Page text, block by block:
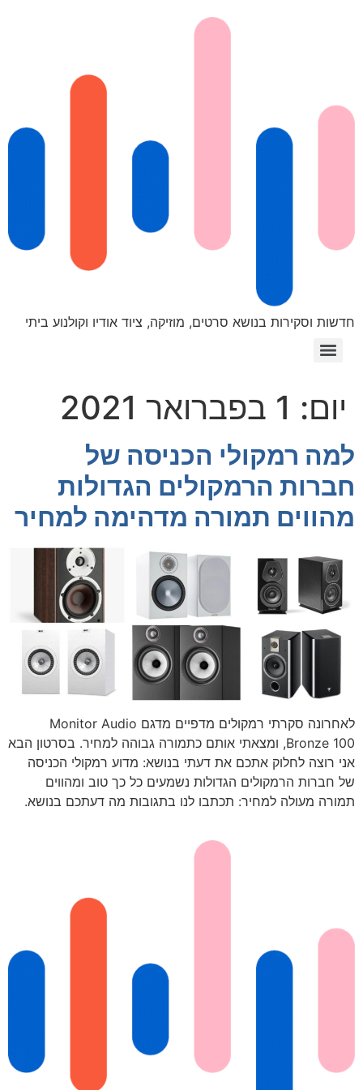
חדשות וסקירות בנושא סרטים, מוזיקה, ציוד אודיו וקולנוע ביתי
יום: 1 בפברואר 2021
למה רמקולי הכניסה של
חברות הרמקולים הגדולות
מהווים תמורה מדהימה למחיר
לאחרונה סקרתי רמקולים מדפיים מדגם Monitor Audio
Bronze 100, ומצאתי אותם כתמורה גבוהה למחיר. בסרטון הבא
אני רוצה לחלוק אתכם את דעתי בנושא: מדוע רמקולי הכניסה
של חברות הרמקולים הגדולות נשמעים כל כך טוב ומהווים
תמורה מעולה למחיר: תכתבו לנו בתגובות מה דעתכם בנושא.